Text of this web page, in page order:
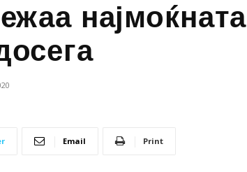
најмоќната
Email Print